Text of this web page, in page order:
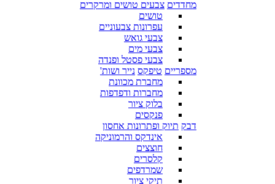
מחדדים צבעים טושים ומרקרים
טושים
עפרונות צבעוניים
צבעי גואש
צבעי מים
צבעי פסטל ופנדה
מספריים טיפקס נייר ושות'
מחברת מכוונת
מחברות ודפדפות
בלוק ציור
פנקסים
דבק תיוק ופתרונות אחסון
אינדקס והרמוניקה
חוצצים
קלסרים
שמרדפים
תיקי ציור